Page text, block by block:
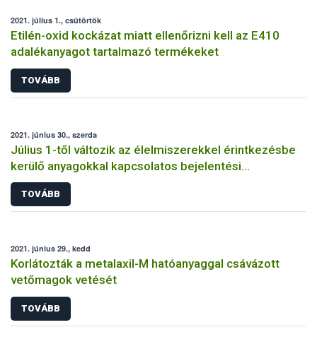
2021. július 1., csütörtök
Etilén-oxid kockázat miatt ellenőrizni kell az E410
adalékanyagot tartalmazó termékeket
TOVÁBB
2021. június 30., szerda
Július 1-től változik az élelmiszerekkel érintkezésbe
kerülő anyagokkal kapcsolatos bejelentési
kötelezettség
TOVÁBB
2021. június 29., kedd
Korlátozták a metalaxil-M hatóanyaggal csávázott
vetőmagok vetését
TOVÁBB